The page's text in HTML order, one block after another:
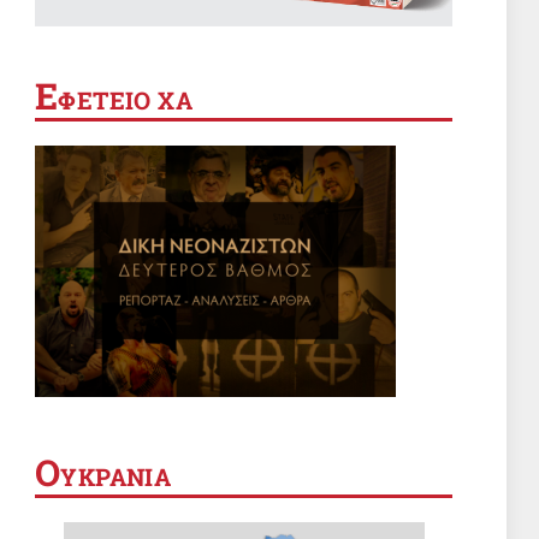
συνόρων»
7 Αυγ 2026, 05:16
ΣΑΝ ΣΗΜΕΡΑ
Σαν σήμερα 7 Αυγούστου
7 Αυγ 2026, 00:01
ΚΟΝΤΡΕΣ
Εσύ σε τι είδος οικογένειας
ανήκεις;
6 Αυγ 2026, 19:11
Οικότροφοι Φοιτητικής Εστίας
Αθηνών: Κυβέρνηση και
ΙΝΕΔΙΒΙΜ δεν έχουν κανένα
ΕΦΕΤΕΙΟ ΧΑ
ΟΥΚΡΑΝΙΑ